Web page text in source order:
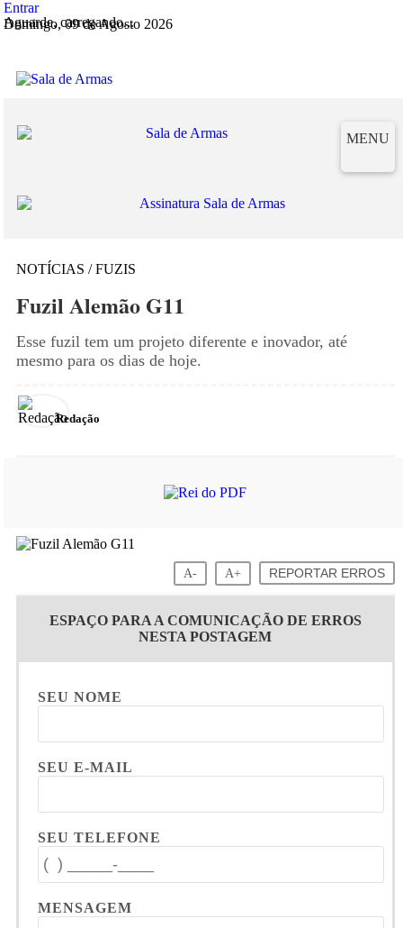
Aguarde, carregando...
Entrar
Domingo, 09 de Agosto 2026
MENU
NOTÍCIAS / FUZIS
Fuzil Alemão G11
Esse fuzil tem um projeto diferente e inovador, até
mesmo para os dias de hoje.
Redação
A- A+ REPORTAR ERROS
ESPAÇO PARA A COMUNICAÇÃO DE ERROS
NESTA POSTAGEM
SEU NOME
SEU E-MAIL
SEU TELEFONE
MENSAGEM